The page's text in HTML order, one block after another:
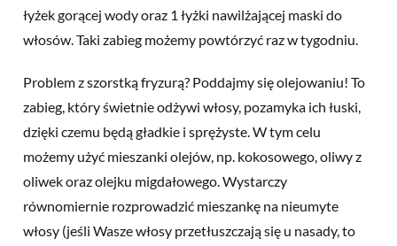
łyżek gorącej wody oraz 1 łyżki nawilżającej maski do
włosów. Taki zabieg możemy powtórzyć raz w tygodniu.
Problem z szorstką fryzurą? Poddajmy się olejowaniu! To
zabieg, który świetnie odżywi włosy, pozamyka ich łuski,
dzięki czemu będą gładkie i sprężyste. W tym celu
możemy użyć mieszanki olejów, np. kokosowego, oliwy z
oliwek oraz olejku migdałowego. Wystarczy
równomiernie rozprowadzić mieszankę na nieumyte
włosy (jeśli Wasze włosy przetłuszczają się u nasady, to